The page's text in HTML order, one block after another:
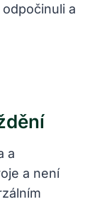
a
a
a není